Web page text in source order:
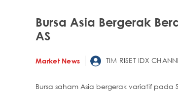
Bursa Asia Bergerak
AS
Market News TIM RISET IDX
Bursa saham Asia bergerak variatif